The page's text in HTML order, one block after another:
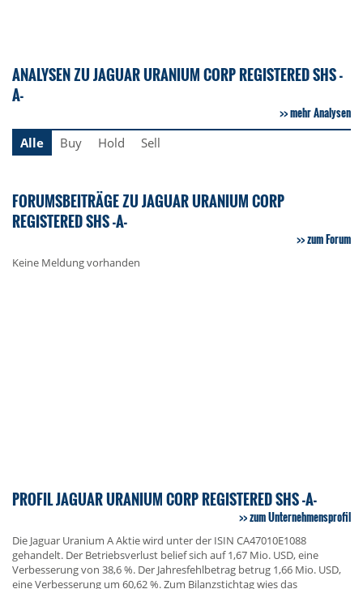
ANALYSEN ZU JAGUAR URANIUM CORP REGISTERED SHS -
A-
mehr Analysen
Alle
Buy Hold Sell
FORUMSBEITRÄGE ZU JAGUAR URANIUM CORP
REGISTERED SHS -A-
zum Forum
Keine Meldung vorhanden
PROFIL JAGUAR URANIUM CORP REGISTERED SHS -A-
zum Unternehmensprofil
Die Jaguar Uranium A Aktie wird unter der ISIN CA47010E1088
gehandelt. Der Betriebsverlust belief sich auf 1,67 Mio. USD, eine
Verbesserung von 38,6 %. Der Jahresfehlbetrag betrug 1,66 Mio. USD,
eine Verbesserung um 60,62 %. Zum Bilanzstichtag wies das